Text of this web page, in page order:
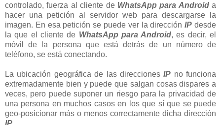
controlado, fuerza al cliente de WhatsApp para Androida
hacer una petición al servidor web para descargarse la
imagen. En esa petición se puede ver la direcciónIP desde
la que el cliente de WhatsApp para Android, es decir, el
móvil de la persona que está detrás de un número de
teléfono, se está conectando.
La ubicación geográfica de las direccionesIP no funciona
extremadamente bien y puede que salgan cosas dispares a
veces, pero puede suponer un riesgo para la privacidad de
una persona en muchos casos en los que sí que se puede
geo-posicionar más o menos correctamente dicha dirección
IP.